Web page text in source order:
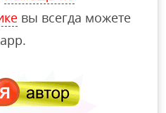
вы всегда можете